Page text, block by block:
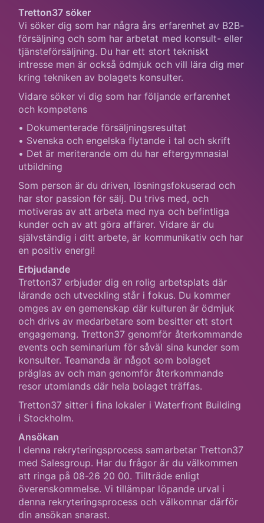
Tretton37 söker
Vi söker dig som har några års erfarenhet av B2B-
försäljning och som har arbetat med konsult- eller
tjänsteförsäljning. Du har ett stort tekniskt
intresse men är också ödmjuk och vill lära dig mer
kring tekniken av bolagets konsulter.
Vidare söker vi dig som har följande erfarenhet
och kompetens
• Dokumenterade försäljningsresultat
• Svenska och engelska flytande i tal och skrift
• Det är meriterande om du har eftergymnasial
utbildning
Som person är du driven, lösningsfokuserad och
har stor passion för sälj. Du trivs med, och
motiveras av att arbeta med nya och befintliga
kunder och av att göra affärer. Vidare är du
självständig i ditt arbete, är kommunikativ och har
en positiv energi!
Erbjudande
Tretton37 erbjuder dig en rolig arbetsplats där
lärande och utveckling står i fokus. Du kommer
omges av en gemenskap där kulturen är ödmjuk
och drivs av medarbetare som besitter ett stort
engagemang. Tretton37 genomför återkommande
events och seminarium för såväl sina kunder som
konsulter. Teamanda är något som bolaget
präglas av och man genomför återkommande
resor utomlands där hela bolaget träffas.
Tretton37 sitter i fina lokaler i Waterfront Building
i Stockholm.
Ansökan
I denna rekryteringsprocess samarbetar Tretton37
med Salesgroup. Har du frågor är du välkommen
att ringa på 08-26 20 00. Tillträde enligt
överenskommelse. Vi tillämpar löpande urval i
denna rekryteringsprocess och välkomnar därför
din ansökan snarast.